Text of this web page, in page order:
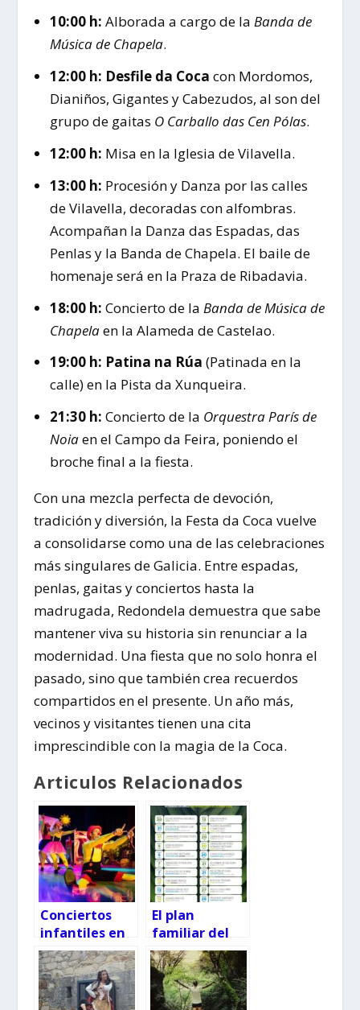
10:00 h: Alborada a cargo de la Banda de
Música de Chapela.
12:00 h: Desfile da Coca con Mordomos,
Dianiños, Gigantes y Cabezudos, al son del
grupo de gaitas O Carballo das Cen Pólas.
12:00 h: Misa en la Iglesia de Vilavella.
13:00 h: Procesión y Danza por las calles
de Vilavella, decoradas con alfombras.
Acompañan la Danza das Espadas, das
Penlas y la Banda de Chapela. El baile de
homenaje será en la Praza de Ribadavia.
18:00 h: Concierto de la Banda de Música de
Chapelaen la Alameda de Castelao.
19:00 h: Patina na Rúa (Patinada en la
calle) en la Pista da Xunqueira.
21:30 h: Concierto de la Orquestra París de
Noiaen el Campo da Feira, poniendo el
broche final a la fiesta.
Con una mezcla perfecta de devoción,
tradición y diversión, la Festa da Coca vuelve
a consolidarse como una de las celebraciones
más singulares de Galicia. Entre espadas,
penlas, gaitas y conciertos hasta la
madrugada, Redondela demuestra que sabe
mantener viva su historia sin renunciar a la
modernidad. Una fiesta que no solo honra el
pasado, sino que también crea recuerdos
compartidos en el presente. Un año más,
vecinos y visitantes tienen una cita
imprescindible con la magia de la Coca.
Articulos Relacionados
Conciertos
infantiles en
Castrelos 2026
El plan
familiar del
verano en
Pontevedra
está en el
monte (y es